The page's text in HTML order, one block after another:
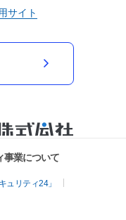
サイト
事業について
ュリティ24」